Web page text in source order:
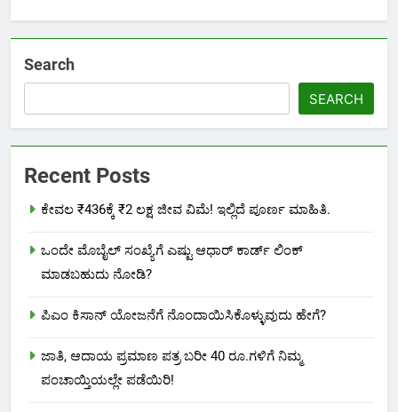
Search
SEARCH
Recent Posts
ಕೇವಲ ₹436ಕ್ಕೆ ₹2 ಲಕ್ಷ ಜೀವ ವಿಮೆ! ಇಲ್ಲಿದೆ ಪೂರ್ಣ ಮಾಹಿತಿ.
ಒಂದೇ ಮೊಬೈಲ್ ಸಂಖ್ಯೆಗೆ ಎಷ್ಟು ಆಧಾರ್ ಕಾರ್ಡ್ ಲಿಂಕ್
ಮಾಡಬಹುದು ನೋಡಿ?
ಪಿಎಂ ಕಿಸಾನ್ ಯೋಜನೆಗೆ ನೊಂದಾಯಿಸಿಕೊಳ್ಳುವುದು ಹೇಗೆ?
ಜಾತಿ, ಆದಾಯ ಪ್ರಮಾಣ ಪತ್ರ ಬರೀ 40 ರೂ.ಗಳಿಗೆ ನಿಮ್ಮ
ಪಂಚಾಯ್ತಿಯಲ್ಲೇ ಪಡೆಯಿರಿ!